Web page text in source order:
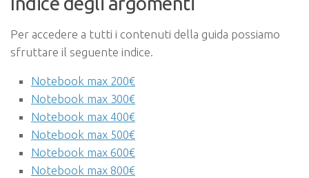
Per accedere a tutti i contenuti della guida possiamo
sfruttare il seguente indice.
Notebook max 200€
Notebook max 300€
Notebook max 400€
Notebook max 500€
Notebook max 600€
Notebook max 800€